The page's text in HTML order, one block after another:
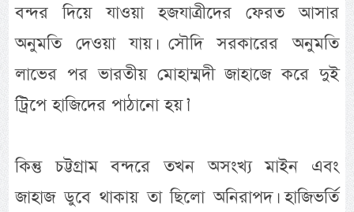
বন্দর দিয়ে যাওয়া হজযাত্রীদের ফেরত আসার
অনুমতি দেওয়া যায়। সৌদি সরকারের অনুমতি
লাভের পর ভারতীয় মোহাম্মদী জাহাজে করে দুই
ট্রিপে হাজিদের পাঠানো হয়।’
কিন্তু চট্টগ্রাম বন্দরে তখন অসংখ্য মাইন এবং
জাহাজ ডুবে থাকায় তা ছিলো অনিরাপদ। হাজিভর্তি